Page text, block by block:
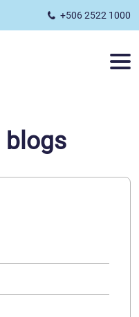
+506 2522 1000
blogs